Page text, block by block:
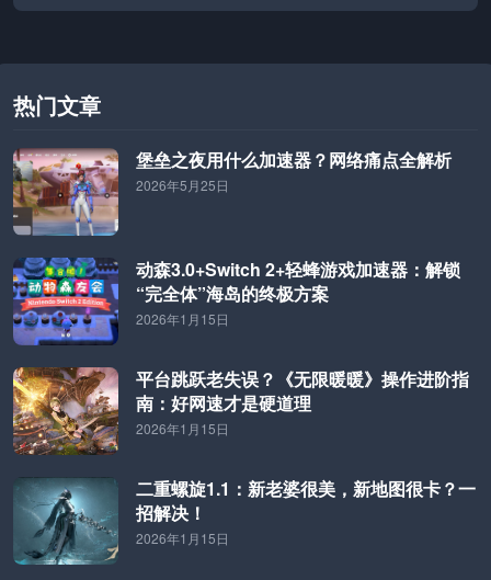
载微软电脑管家；3. **卡加载页面转圈**，需确保网络正常，推
热门文章
堡垒之夜用什么加速器？网络痛点全解析
2026年5月25日
动森3.0+Switch 2+轻蜂游戏加速器：解锁
“完全体”海岛的终极方案
2026年1月15日
平台跳跃老失误？《无限暖暖》操作进阶指
南：好网速才是硬道理
2026年1月15日
二重螺旋1.1：新老婆很美，新地图很卡？一
招解决！
2026年1月15日